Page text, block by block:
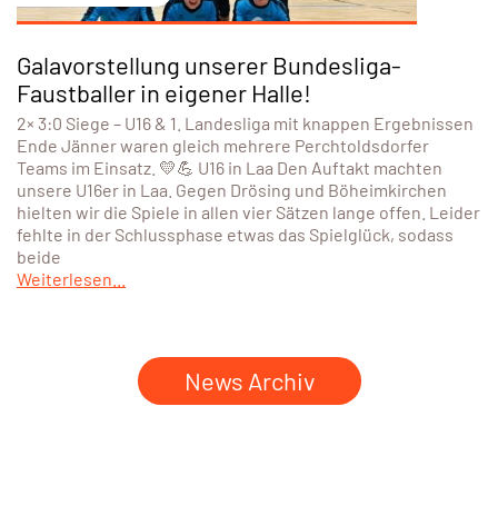
Galavorstellung unserer Bundesliga-
Faustballer in eigener Halle!
2× 3:0 Siege – U16 & 1. Landesliga mit knappen Ergebnissen
Ende Jänner waren gleich mehrere Perchtoldsdorfer
Teams im Einsatz. 💛💪 U16 in Laa Den Auftakt machten
unsere U16er in Laa. Gegen Drösing und Böheimkirchen
hielten wir die Spiele in allen vier Sätzen lange offen. Leider
fehlte in der Schlussphase etwas das Spielglück, sodass
beide
Weiterlesen...
News Archiv